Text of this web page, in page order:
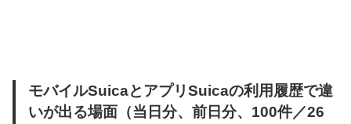
モバイルSuicaとアプリSuicaの利用履歴で違
いが出る場面（当日分、前日分、100件／26